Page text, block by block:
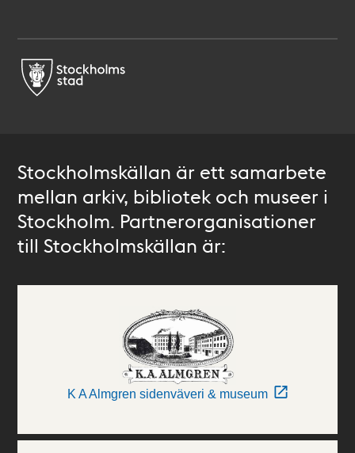
Stockholmskällan är ett samarbete
mellan arkiv, bibliotek och museer i
Stockholm. Partnerorganisationer
till Stockholmskällan är:
K A Almgren sidenväveri & museum